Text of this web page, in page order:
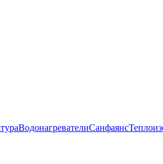
ВодонагревателиСанфаянс